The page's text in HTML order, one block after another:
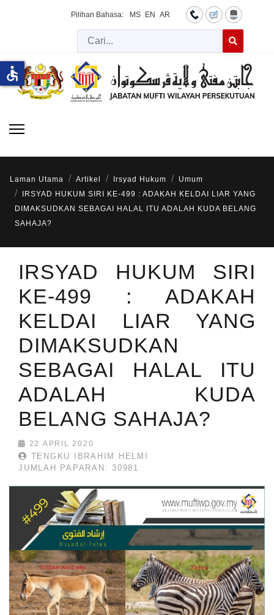
Pilihan Bahasa: MS EN AR
Cari
Laman Utama Artikel Irsyad Hukum
Umum
IRSYAD HUKUM SIRI KE-499 : ADAKAH KELDAI LIAR YANG
DIMAKSUDKAN SEBAGAI HALAL ITU ADALAH KUDA BELANG
SAHAJA?
IRSYAD HUKUM SIRI
KE-499 : ADAKAH
KELDAI LIAR YANG
DIMAKSUDKAN
SEBAGAI HALAL ITU
ADALAH KUDA
BELANG SAHAJA?
22 APRIL 2020
TENGKU IBRAHIM HELMI
JUMLAH PAPARAN: 30981
accessible